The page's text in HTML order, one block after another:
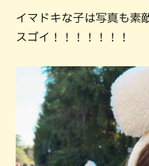
イマドキな子は写真も素
スゴイ！！！！！！！